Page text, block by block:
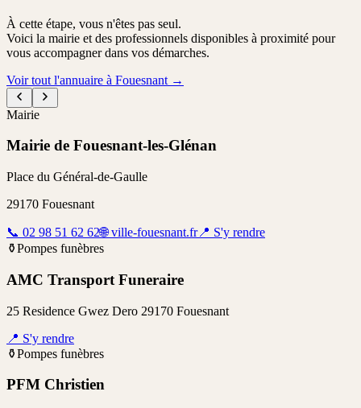
À cette étape, vous n'êtes pas seul.
Voici la mairie et des professionnels disponibles à proximité pour
vous accompagner dans vos démarches.
Voir tout l'annuaire à Fouesnant →
Mairie
Mairie de Fouesnant-les-Glénan
Place du Général-de-Gaulle
29170 Fouesnant
📞 02 98 51 62 62🌐 ville-fouesnant.fr📍 S'y rendre
⚱️Pompes funèbres
AMC Transport Funeraire
25 Residence Gwez Dero 29170 Fouesnant
📍 S'y rendre
⚱️Pompes funèbres
PFM Christien